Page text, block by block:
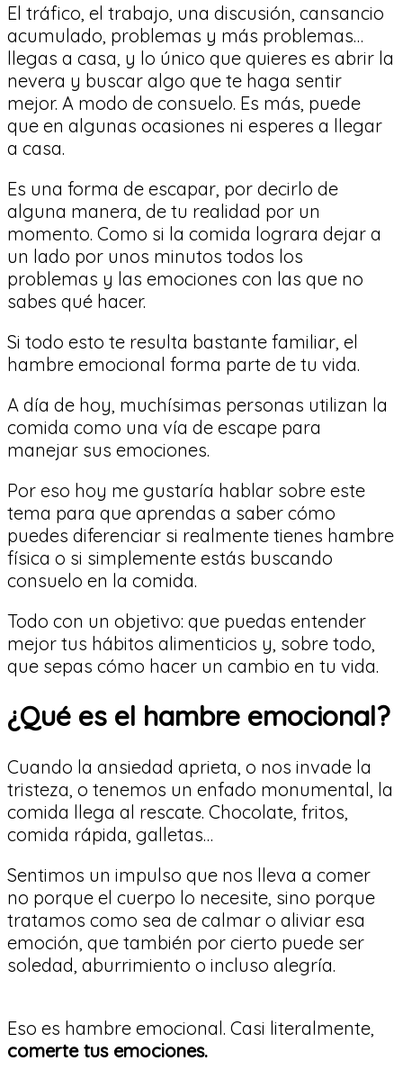
El tráfico, el trabajo, una discusión, cansancio
acumulado, problemas y más problemas…
llegas a casa, y lo único que quieres es abrir la
nevera y buscar algo que te haga sentir
mejor. A modo de consuelo. Es más, puede
que en algunas ocasiones ni esperes a llegar
a casa.
Es una forma de escapar, por decirlo de
alguna manera, de tu realidad por un
momento. Como si la comida lograra dejar a
un lado por unos minutos todos los
problemas y las emociones con las que no
sabes qué hacer.
Si todo esto te resulta bastante familiar, el
hambre emocional forma parte de tu vida.
A día de hoy, muchísimas personas utilizan la
comida como una vía de escape para
manejar sus emociones.
Por eso hoy me gustaría hablar sobre este
tema para que aprendas a saber cómo
puedes diferenciar si realmente tienes hambre
física o si simplemente estás buscando
consuelo en la comida.
Todo con un objetivo: que puedas entender
mejor tus hábitos alimenticios y, sobre todo,
que sepas cómo hacer un cambio en tu vida.
¿Qué es el hambre emocional?
Cuando la ansiedad aprieta, o nos invade la
tristeza, o tenemos un enfado monumental, la
comida llega al rescate. Chocolate, fritos,
comida rápida, galletas…
Sentimos un impulso que nos lleva a comer
no porque el cuerpo lo necesite, sino porque
tratamos como sea de calmar o aliviar esa
emoción, que también por cierto puede ser
soledad, aburrimiento o incluso alegría.
Eso es hambre emocional. Casi literalmente,
comerte tus emociones.